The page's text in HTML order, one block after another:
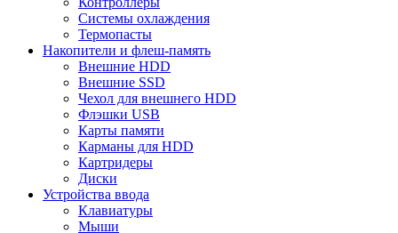
Системы охлаждения
Термопасты
Накопители и флеш-память
Внешние HDD
Внешние SSD
Чехол для внешнего HDD
Флэшки USB
Карты памяти
Карманы для HDD
Картридеры
Диски
Устройства ввода
Клавиатуры
Мыши